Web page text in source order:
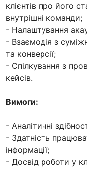
клієнтів про його
внутрішні команди;
- Налаштування
- Взаємодія з
та конверсії;
- Спілкування з
кейсів.
Вимоги:
- Аналітичні
- Здатність
інформації;
- Досвід роботи у